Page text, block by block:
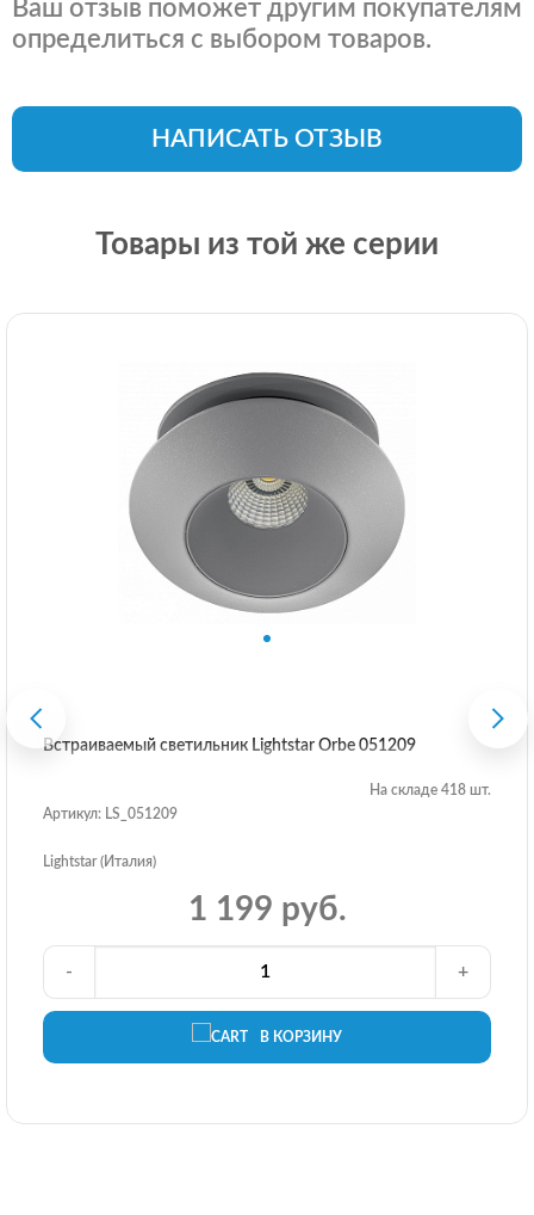
Ваш отзыв поможет другим покупателям
определиться с выбором товаров.
НАПИСАТЬ ОТЗЫВ
Товары из той же серии
Встраиваемый светильник Lightstar Orbe 051209
На складе 418 шт.
Артикул: LS_051209
Lightstar (Италия)
1 199 руб.
В КОРЗИНУ
- +